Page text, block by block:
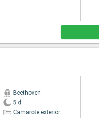
Beethoven
5 d
Camarote exterior